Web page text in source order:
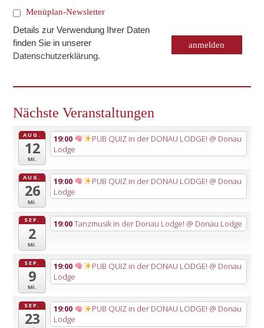
Menüplan-Newsletter
Details zur Verwendung Ihrer Daten
finden Sie in unserer
Datenschutzerklärung.
Nächste Veranstaltungen
AUG.
12
Mi.
19:00 PUB QUIZ in der DONAU LODGE! @ Donau
Lodge
AUG.
26
Mi.
19:00 PUB QUIZ in der DONAU LODGE! @ Donau
Lodge
SEP.
2
Mi.
19:00Tanzmusik in der Donau Lodge! @ Donau Lodge
SEP.
9
Mi.
19:00 PUB QUIZ in der DONAU LODGE! @ Donau
Lodge
SEP.
23
19:00 PUB QUIZ in der DONAU LODGE! @ Donau
Lodge